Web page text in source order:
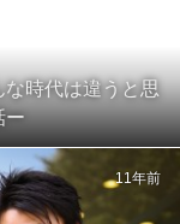
時代は違うと思
ー
11年前